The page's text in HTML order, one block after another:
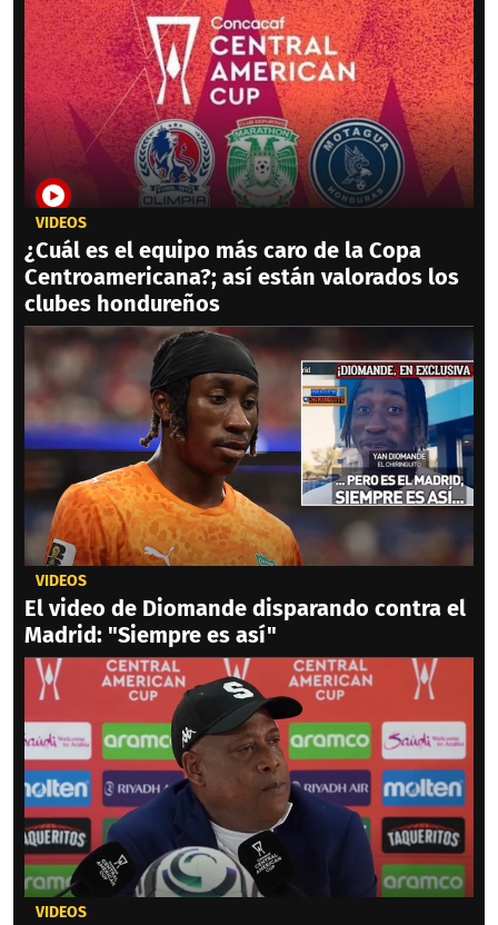
VIDEOS
¿Cuál es el equipo más caro de la Copa
Centroamericana?; así están valorados los
clubes hondureños
VIDEOS
El video de Diomande disparando contra el
Madrid: "Siempre es así"
VIDEOS